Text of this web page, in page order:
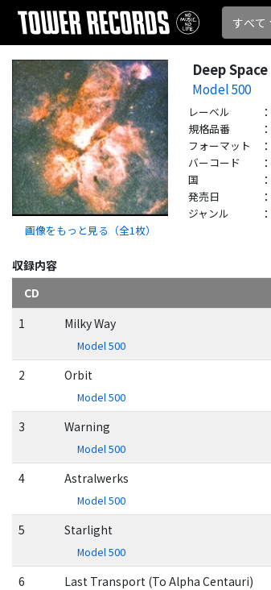
すべて
画像をもっと見る（全1 枚）
Deep Space
Model 500
レーベル ：
規格品番 ：
フォーマット ：
バーコード ：
国 ：
発売日 ：
ジャンル ：
収録内容
CD
1
Milky Way
Model 500
2 Orbit
Model 500
3 Warning
Model 500
4 Astralwerks
Model 500
5 Starlight
Model 500
6 Last Transport (To Alpha Centauri)